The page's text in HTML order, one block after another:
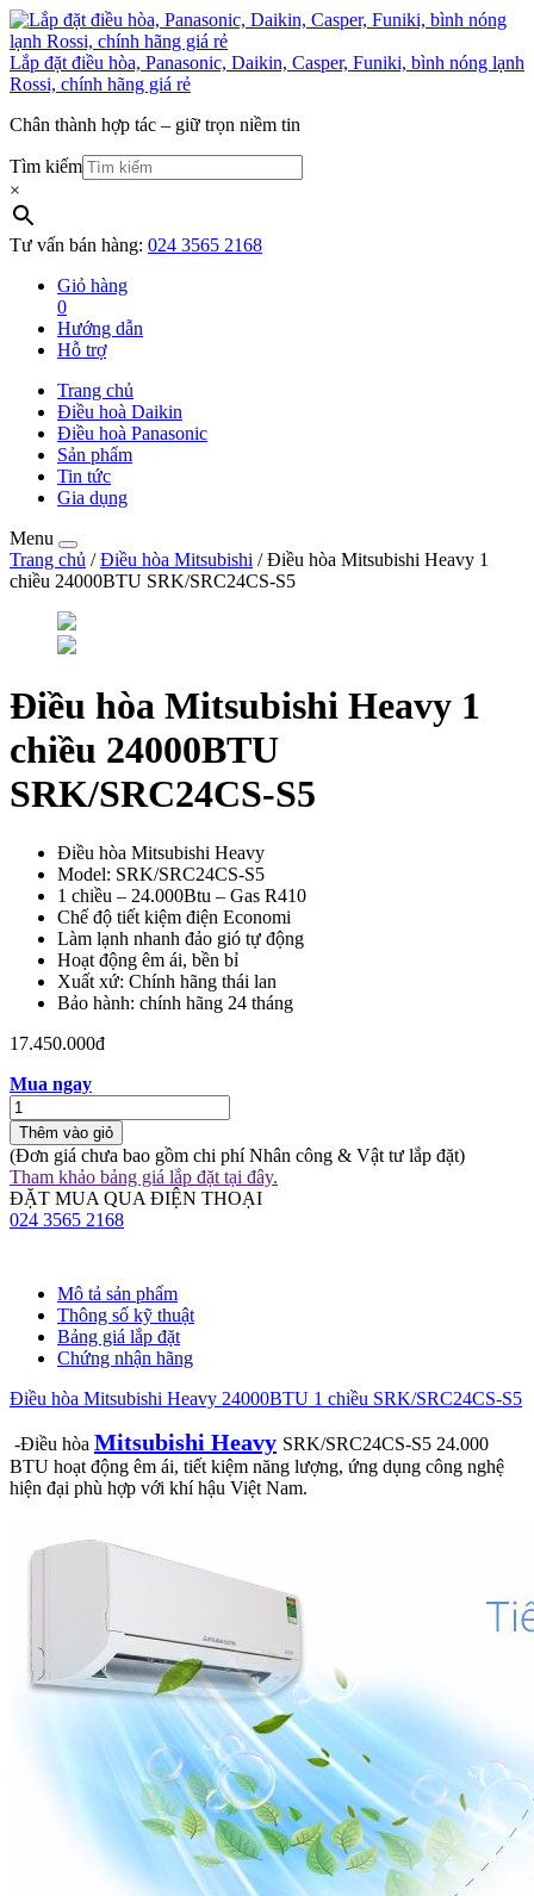
Lắp đặt điều hòa, Panasonic, Daikin, Casper, Funiki, bình nóng lạnh
Rossi, chính hãng giá rẻ
Chân thành hợp tác – giữ trọn niềm tin
Tìm kiếm
×
Tư vấn bán hàng: 024 3565 2168
Giỏ hàng
0
Hướng dẫn
Hỗ trợ
Trang chủ
Điều hoà Daikin
Điều hoà Panasonic
Sản phẩm
Tin tức
Gia dụng
Menu
Trang chủ /Điều hòa Mitsubishi / Điều hòa Mitsubishi Heavy 1
chiều 24000BTU SRK/SRC24CS-S5
Điều hòa Mitsubishi Heavy 1
chiều 24000BTU
SRK/SRC24CS-S5
Điều hòa Mitsubishi Heavy
Model: SRK/SRC24CS-S5
1 chiều – 24.000Btu – Gas R410
Chế độ tiết kiệm điện Economi
Làm lạnh nhanh đảo gió tự động
Hoạt động êm ái, bền bỉ
Xuất xứ: Chính hãng thái lan
Bảo hành: chính hãng 24 tháng
17.450.000đ
Mua ngay
Thêm vào giỏ
(Đơn giá chưa bao gồm chi phí Nhân công & Vật tư lắp đặt)
Tham khảo bảng giá lắp đặt tại đây.
ĐẶT MUA QUA ĐIỆN THOẠI
024 3565 2168
Mô tả sản phẩm
Thông số kỹ thuật
Bảng giá lắp đặt
Chứng nhận hãng
Điều hòa Mitsubishi Heavy 24000BTU 1 chiều SRK/SRC24CS-S5
-Điều hòa Mitsubishi Heavy SRK/SRC24CS-S5 24.000
BTU hoạt động êm ái, tiết kiệm năng lượng, ứng dụng công nghệ
hiện đại phù hợp với khí hậu Việt Nam.